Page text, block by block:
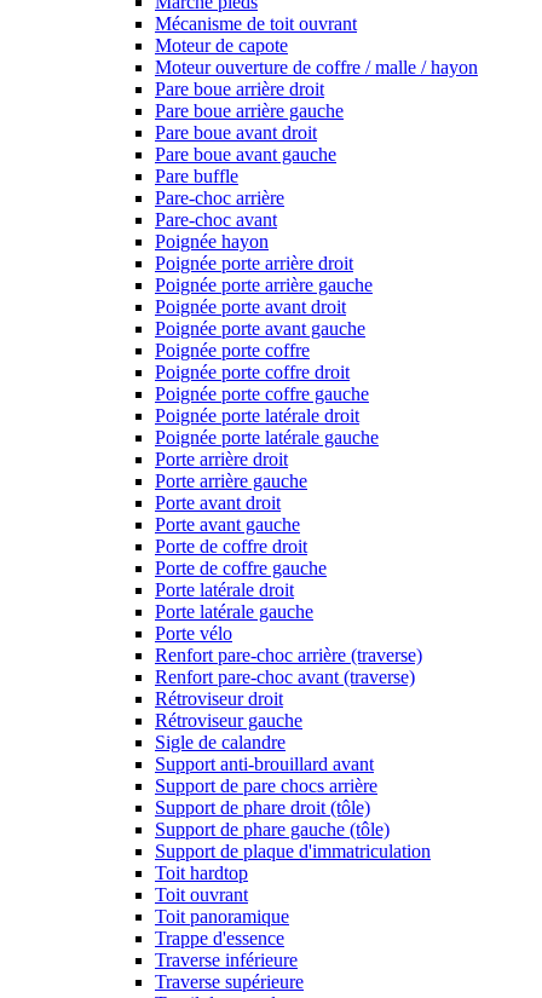
Mécanisme de toit ouvrant
Moteur de capote
Moteur ouverture de coffre / malle / hayon
Pare boue arrière droit
Pare boue arrière gauche
Pare boue avant droit
Pare boue avant gauche
Pare buffle
Pare-choc arrière
Pare-choc avant
Poignée hayon
Poignée porte arrière droit
Poignée porte arrière gauche
Poignée porte avant droit
Poignée porte avant gauche
Poignée porte coffre
Poignée porte coffre droit
Poignée porte coffre gauche
Poignée porte latérale droit
Poignée porte latérale gauche
Porte arrière droit
Porte arrière gauche
Porte avant droit
Porte avant gauche
Porte de coffre droit
Porte de coffre gauche
Porte latérale droit
Porte latérale gauche
Porte vélo
Renfort pare-choc arrière (traverse)
Renfort pare-choc avant (traverse)
Rétroviseur droit
Rétroviseur gauche
Sigle de calandre
Support anti-brouillard avant
Support de pare chocs arrière
Support de phare droit (tôle)
Support de phare gauche (tôle)
Support de plaque d'immatriculation
Toit hardtop
Toit ouvrant
Toit panoramique
Trappe d'essence
Traverse inférieure
Traverse supérieure